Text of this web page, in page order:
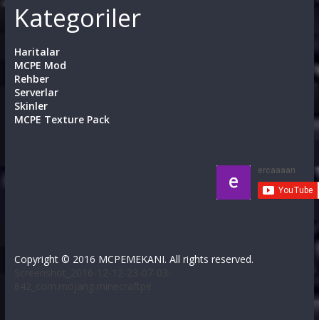
Kategoriler
Haritalar
MCPE Mod
Rehber
Serverlar
Skinler
MCPE Texture Pack
Copyright © 2016 MCPEMEKANI. All rights reserved.